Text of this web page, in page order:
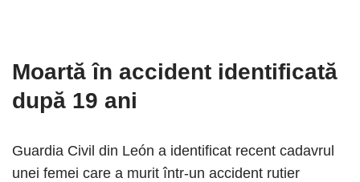
Moartă în accident identificată
după 19 ani
Guardia Civil din León a identificat recent cadavrul
unei femei care a murit într-un accident rutier